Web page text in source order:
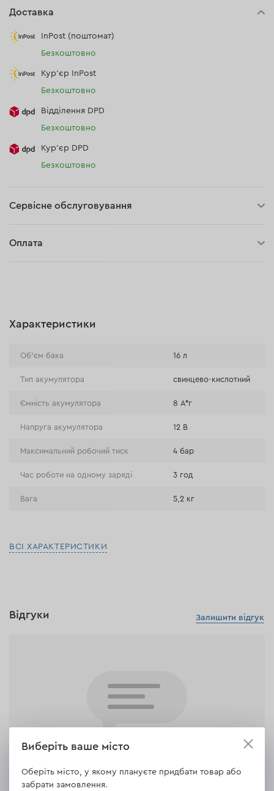
Доставка
InPost (поштомат)
Безкоштовно
Кур'єр InPost
Безкоштовно
Відділення DPD
Безкоштовно
Кур’єр DPD
Безкоштовно
Сервісне обслуговування
Оплата
Оплата на розрахунковий рахунок (Традиційний переказ)
Характеристики
Об'єм бака 16 л
Тип акумулятора свинцево-кислотний
Ємність акумулятора 8 А*г
Напруга акумулятора 12 В
Максимальний робочий тиск 4 бар
Час роботи на одному заряді 3 год
Вага 5,2 кг
ВСІ ХАРАКТЕРИСТИКИ
Залишити відгук
Відгуки
Ще ніхто не написав свій відгук про цей
Виберіть ваше місто
Оберіть місто, у якому плануєте придбати товар або
забрати замовлення.